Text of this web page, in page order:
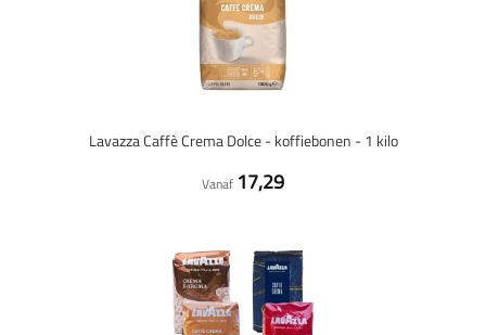
Lavazza Caffè Crema Dolce - koffiebonen - 1 kilo
Vanaf 17,29